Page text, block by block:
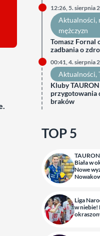
12:26, 5. sierpnia
Aktualności,
mężczyzn
Tomasz Fornal
zadbania o
00:41, 4. sierpnia
Aktualności,
Kluby
przygotowania
braków
TOP 5
Biała w
Nowe
Liga
w niebie!